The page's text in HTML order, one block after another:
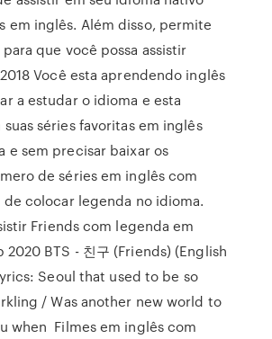
em inglês. Além disso, permite
que você possa assistir
Você esta aprendendo inglês
a estudar o idioma e esta
séries favoritas em inglês
e sem precisar baixar os
de séries em inglês com
colocar legenda no idioma.
Friends com legenda em
2020 BTS - 친구 (Friends) (English
Seoul that used to be so
/ Was another new world to
when Filmes em inglês com